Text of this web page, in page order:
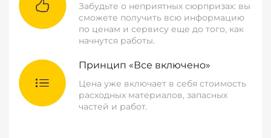
Забудьте о неприятных сюрпризах: вы
сможете получить всю информацию
по ценам и сервису еще до того, как
начнутся работы.
Принцип «Все включено»
Цена уже включает в себя стоимость
расходных материалов, запасных
частей и работ.